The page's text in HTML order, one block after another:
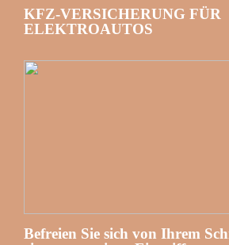
KFZ-VERSICHERUNG FÜR
ELEKTROAUTOS
Befreien Sie sich von Ihrem